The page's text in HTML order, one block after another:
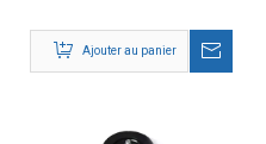
Ajouter au panier